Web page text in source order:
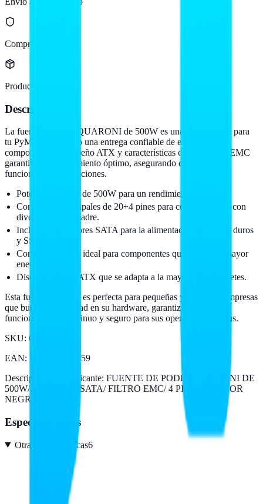
Compra protegida
Producto original
Descripción
La fuente de poder QUARONI de 500W es una opción ideal para
tu PyME, ofreciendo una entrega confiable de energía a tus
componentes. Su diseño ATX y características como el filtro EMC
garantizan un rendimiento óptimo, asegurando que tu equipo
funcione sin interrupciones.
Potencia máxima de 500W para un rendimiento eficiente.
Conectores principales de 20+4 pines para compatibilidad con
diversas placas madre.
Incluye 2 conectores SATA para la alimentación de discos duros
y SSD.
Conector de 12V ideal para componentes que requieren mayor
energía.
Diseño estándar ATX que se adapta a la mayoría de gabinetes.
Esta fuente de poder es perfecta para pequeñas y medianas empresas
que buscan estabilidad en su hardware, garantizando así un
funcionamiento continuo y seguro para sus operaciones diarias.
SKU: QPSU-05
EAN: 7500647008559
Descripción del fabricante: FUENTE DE PODER QUARONI DE
500W/ 24 PINES/ 2SATA/ FILTRO EMC/ 4 PIN P4 / COLOR
NEGRO
Especificaciones
Otras características6